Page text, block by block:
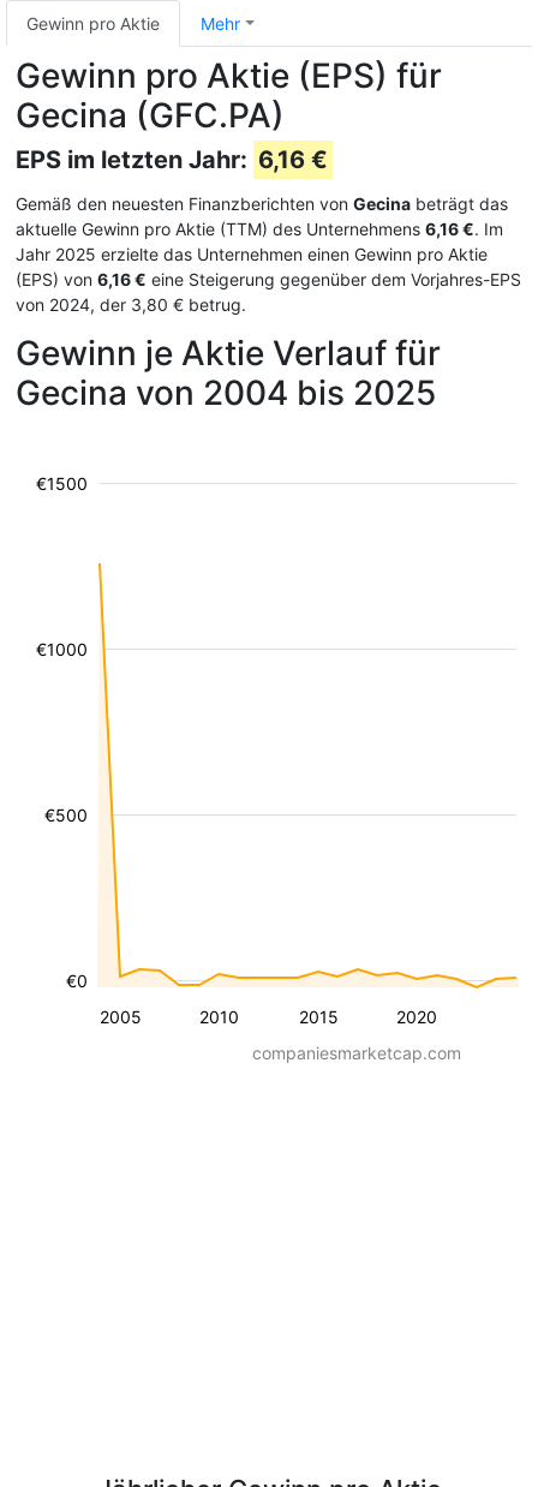
Gewinn pro Aktie Mehr
Gewinn pro Aktie (EPS) für
Gecina (GFC.PA)
EPS im letzten Jahr: 6,16 €
Gemäß den neuesten Finanzberichten von Gecina beträgt das
aktuelle Gewinn pro Aktie (TTM) des Unternehmens 6,16 €. Im
Jahr 2025 erzielte das Unternehmen einen Gewinn pro Aktie
(EPS) von 6,16 € eine Steigerung gegenüber dem Vorjahres-EPS
von 2024, der 3,80 € betrug.
Gewinn je Aktie Verlauf für
Gecina von 2004 bis 2025
2005 2010 2015 2020
€0
€500
€1000
€1500
companiesmarketcap.com